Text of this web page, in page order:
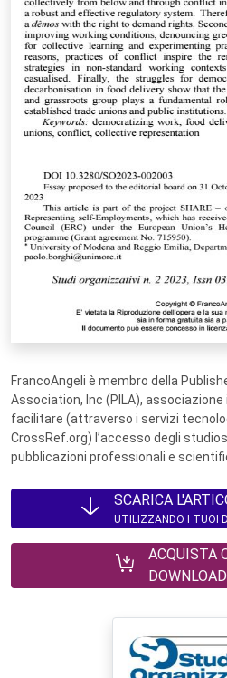
FrancoAngeli è membro della
Association, Inc (PILA),
facilitare (attraverso i servizi
CrossRef.org) l’accesso degli
pubblicazioni professionali e
SCARICA
UTILIZZANDO I TUOI
ACQUISTA